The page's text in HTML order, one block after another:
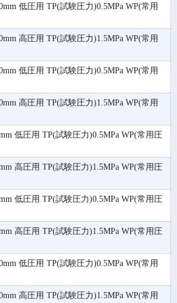
低圧用 TP(試験圧力)0.5MPa WP(常用
高圧用 TP(試験圧力)1.5MPa WP(常用
低圧用 TP(試験圧力)0.5MPa WP(常用
高圧用 TP(試験圧力)1.5MPa WP(常用
低圧用 TP(試験圧力)0.5MPa WP(常用圧
高圧用 TP(試験圧力)1.5MPa WP(常用圧
低圧用 TP(試験圧力)0.5MPa WP(常用圧
高圧用 TP(試験圧力)1.5MPa WP(常用圧
低圧用 TP(試験圧力)0.5MPa WP(常用
高圧用 TP(試験圧力)1.5MPa WP(常用